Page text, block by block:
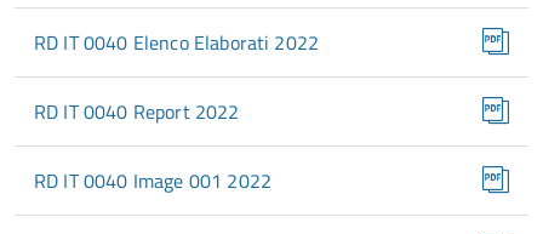
RD IT 0040 Elenco Elaborati 2022
RD IT 0040 Report 2022
RD IT 0040 Image 001 2022